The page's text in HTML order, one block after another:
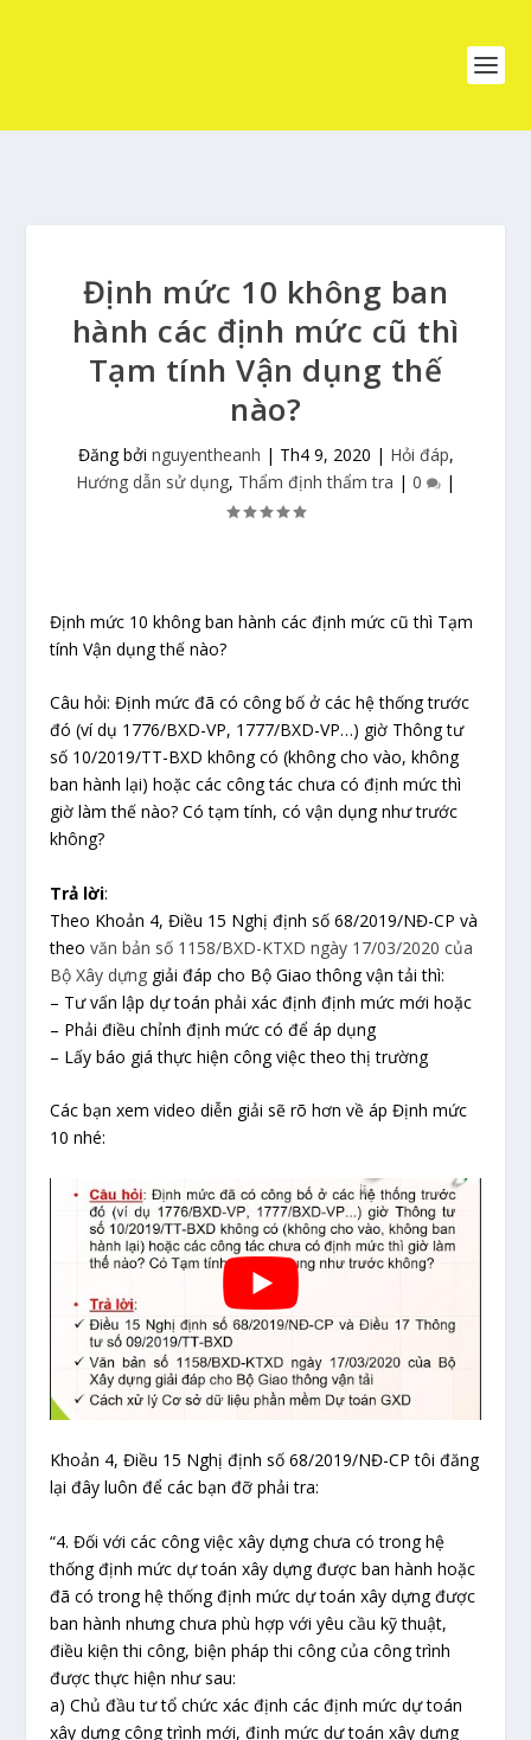
Định mức 10 không ban
hành các định mức cũ thì
Tạm tính Vận dụng thế
nào?
Đăng bởi nguyentheanh | Th4 9, 2020 | Hỏi đáp,
Hướng dẫn sử dụng, Thẩm định thẩm tra | 0 |
Định mức 10 không ban hành các định mức cũ thì Tạm
tính Vận dụng thế nào?
Câu hỏi: Định mức đã có công bố ở các hệ thống trước
đó (ví dụ 1776/BXD-VP, 1777/BXD-VP…) giờ Thông tư
số 10/2019/TT-BXD không có (không cho vào, không
ban hành lại) hoặc các công tác chưa có định mức thì
giờ làm thế nào? Có tạm tính, có vận dụng như trước
không?
Trả lời:
Theo Khoản 4, Điều 15 Nghị định số 68/2019/NĐ-CP và
theovăn bản số 1158/BXD-KTXD ngày 17/03/2020 của
Bộ Xây dựng giải đáp cho Bộ Giao thông vận tải thì:
– Tư vấn lập dự toán phải xác định định mức mới hoặc
– Phải điều chỉnh định mức có để áp dụng
– Lấy báo giá thực hiện công việc theo thị trường
Các bạn xem video diễn giải sẽ rõ hơn về áp Định mức
10 nhé:
Khoản 4, Điều 15 Nghị định số 68/2019/NĐ-CP tôi đăng
lại đây luôn để các bạn đỡ phải tra:
“4. Đối với các công việc xây dựng chưa có trong hệ
thống định mức dự toán xây dựng được ban hành hoặc
đã có trong hệ thống định mức dự toán xây dựng được
ban hành nhưng chưa phù hợp với yêu cầu kỹ thuật,
điều kiện thi công, biện pháp thi công của công trình
được thực hiện như sau:
a) Chủ đầu tư tổ chức xác định các định mức dự toán
xây dựng công trình mới, định mức dự toán xây dựng